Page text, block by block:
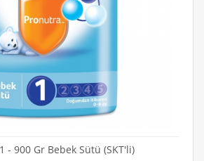
- 900 Gr Bebek Sütü (SKT'li)